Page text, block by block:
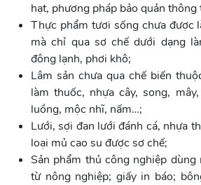
hạt, phương pháp bảo quản thông
Thực phẩm tươi sống chưa được
mà chỉ qua sơ chế dưới dạng
đông lạnh, phơi khô;
Lâm sản chưa qua chế biến
làm thuốc, nhựa cây, song,
luồng, mộc nhĩ, nấm…;
Lưới, sợi đan lưới đánh cá, nhựa
loại mủ cao su được sơ chế;
Sản phẩm thủ công nghiệp
từ nông nghiệp; giấy in báo;